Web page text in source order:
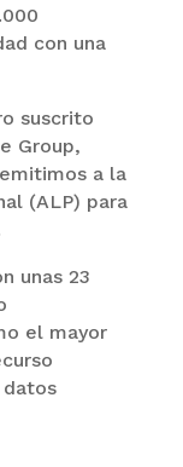
con una
suscrito
Group,
a la
(ALP) para
unas 23
el mayor